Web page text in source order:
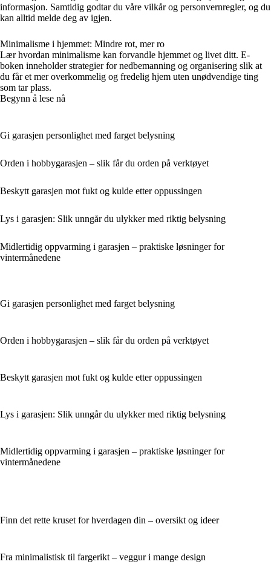
informasjon. Samtidig godtar du våre vilkår og personvernregler, og du
kan alltid melde deg av igjen.
Minimalisme i hjemmet: Mindre rot, mer ro
Lær hvordan minimalisme kan forvandle hjemmet og livet ditt. E-
boken inneholder strategier for nedbemanning og organisering slik at
du får et mer overkommelig og fredelig hjem uten unødvendige ting
som tar plass.
Begynn å lese nå
Gi garasjen personlighet med farget belysning
Orden i hobbygarasjen – slik får du orden på verktøyet
Beskytt garasjen mot fukt og kulde etter oppussingen
Lys i garasjen: Slik unngår du ulykker med riktig belysning
Midlertidig oppvarming i garasjen – praktiske løsninger for
vintermånedene
Gi garasjen personlighet med farget belysning
Orden i hobbygarasjen – slik får du orden på verktøyet
Beskytt garasjen mot fukt og kulde etter oppussingen
Lys i garasjen: Slik unngår du ulykker med riktig belysning
Midlertidig oppvarming i garasjen – praktiske løsninger for
vintermånedene
Finn det rette kruset for hverdagen din – oversikt og ideer
Fra minimalistisk til fargerikt – veggur i mange design